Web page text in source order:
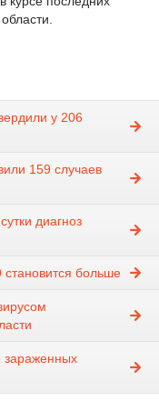
у 206
159 случаев
диагноз
больше
зараженных